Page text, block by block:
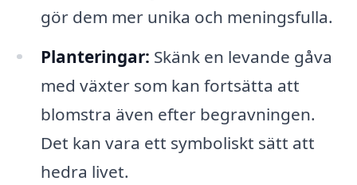
gör dem mer unika och meningsfulla.
Planteringar: Skänk en levande gåva
med växter som kan fortsätta att
blomstra även efter begravningen.
Det kan vara ett symboliskt sätt att
hedra livet.